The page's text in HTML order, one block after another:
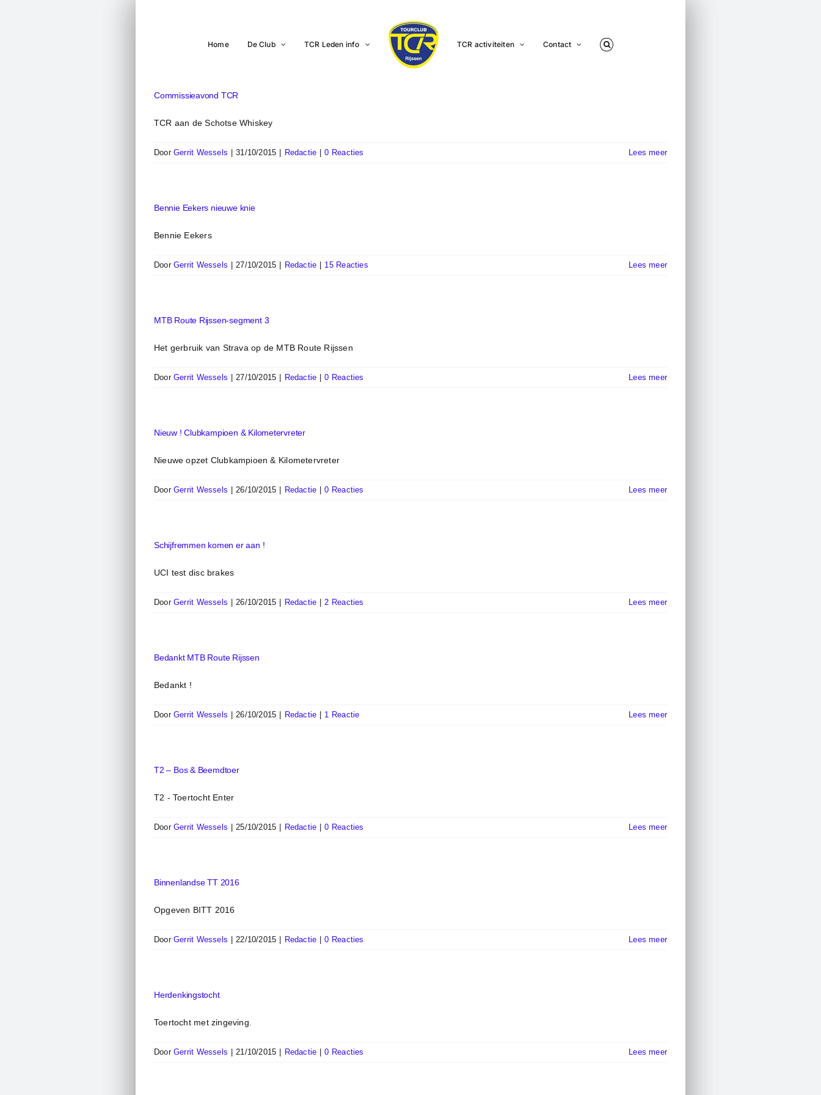
Home De Club TCR Leden info TCR activiteiten Contact
Commissieavond TCR
TCR aan de Schotse Whiskey
DoorGerrit Wessels 31/10/2015 Redactie 0 Reacties Lees meer
Bennie Eekers nieuwe knie
Bennie Eekers
DoorGerrit Wessels 27/10/2015 Redactie 15 Reacties Lees meer
MTB Route Rijssen-segment 3
Het gerbruik van Strava op de MTB Route Rijssen
DoorGerrit Wessels 27/10/2015 Redactie 0 Reacties Lees meer
Nieuw ! Clubkampioen & Kilometervreter
Nieuwe opzet Clubkampioen & Kilometervreter
DoorGerrit Wessels 26/10/2015 Redactie 0 Reacties Lees meer
Schijfremmen komen er aan !
UCI test disc brakes
DoorGerrit Wessels 26/10/2015 Redactie 2 Reacties Lees meer
Bedankt MTB Route Rijssen
Bedankt !
DoorGerrit Wessels 26/10/2015 Redactie 1 Reactie Lees meer
T2 – Bos & Beemdtoer
T2 - Toertocht Enter
DoorGerrit Wessels 25/10/2015 Redactie 0 Reacties Lees meer
Binnenlandse TT 2016
Opgeven BITT 2016
DoorGerrit Wessels 22/10/2015 Redactie 0 Reacties Lees meer
Herdenkingstocht
Toertocht met zingeving.
DoorGerrit Wessels 21/10/2015 Redactie 0 Reacties Lees meer